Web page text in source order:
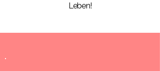
Leben!